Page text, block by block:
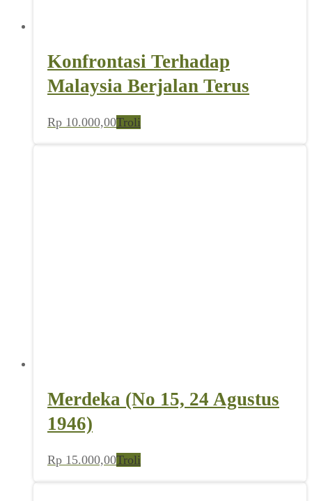
Konfrontasi Terhadap
Malaysia Berjalan Terus
Rp 10.000,00Troli
Merdeka (No 15, 24 Agustus
1946)
Rp 15.000,00Troli